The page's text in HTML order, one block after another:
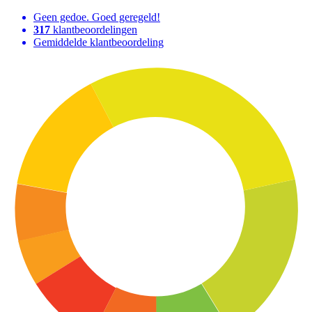
Geen gedoe. Goed geregeld!
317 klantbeoordelingen
Gemiddelde klantbeoordeling